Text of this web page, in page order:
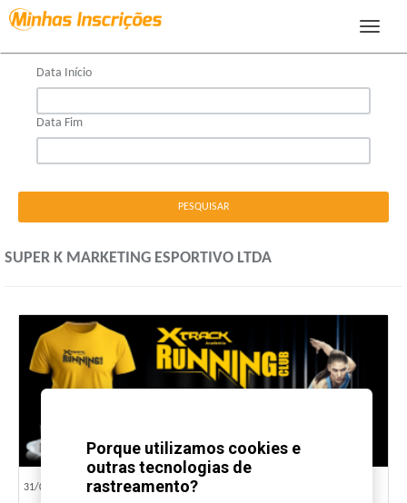
Toggle
Filtrar por Período:
Data Início
Data Fim
SUPER K MARKETING ESPORTIVO LTDA
31/07/2023
Porque utilizamos cookies e
outras tecnologias de
rastreamento?